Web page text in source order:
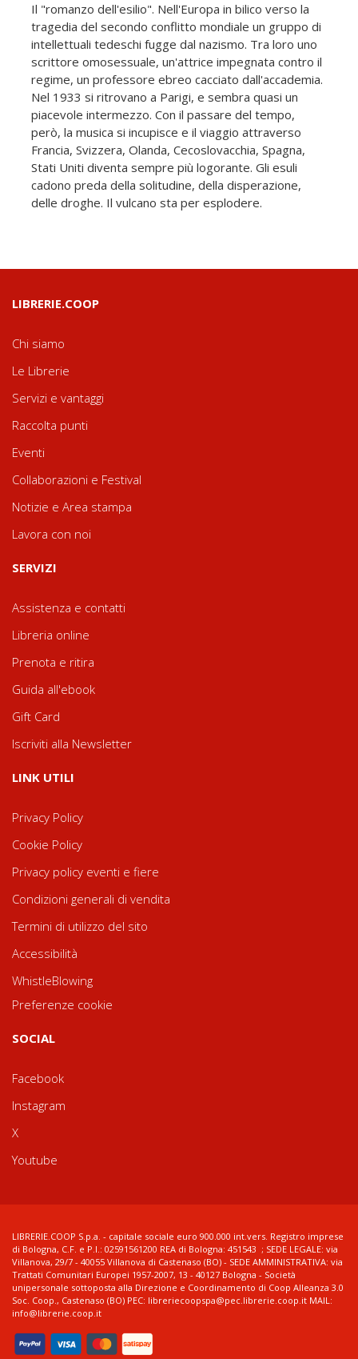
Il "romanzo dell'esilio". Nell'Europa in bilico verso la
tragedia del secondo conflitto mondiale un gruppo di
intellettuali tedeschi fugge dal nazismo. Tra loro uno
scrittore omosessuale, un'attrice impegnata contro il
regime, un professore ebreo cacciato dall'accademia.
Nel 1933 si ritrovano a Parigi, e sembra quasi un
piacevole intermezzo. Con il passare del tempo,
però, la musica si incupisce e il viaggio attraverso
Francia, Svizzera, Olanda, Cecoslovacchia, Spagna,
Stati Uniti diventa sempre più logorante. Gli esuli
cadono preda della solitudine, della disperazione,
delle droghe. Il vulcano sta per esplodere.
LIBRERIE.COOP
Chi siamo
Le Librerie
Servizi e vantaggi
Raccolta punti
Eventi
Collaborazioni e Festival
Notizie e Area stampa
Lavora con noi
SERVIZI
Assistenza e contatti
Libreria online
Prenota e ritira
Guida all'ebook
Gift Card
Iscriviti alla Newsletter
LINK UTILI
Privacy Policy
Cookie Policy
Privacy policy eventi e fiere
Condizioni generali di vendita
Termini di utilizzo del sito
Accessibilità
WhistleBlowing
Preferenze cookie
SOCIAL
Facebook
Instagram
X
Youtube
LIBRERIE.COOP S.p.a. - capitale sociale euro 900.000 int.vers. Registro imprese
di Bologna, C.F. e P.I.: 02591561200 REA di Bologna: 451543 ; SEDE LEGALE: via
Villanova, 29/7 - 40055 Villanova di Castenaso (BO) - SEDE AMMINISTRATIVA: via
Trattati Comunitari Europei 1957-2007, 13 - 40127 Bologna - Società
unipersonale sottoposta alla Direzione e Coordinamento di Coop Alleanza 3.0
Soc. Coop., Castenaso (BO) PEC: libreriecoopspa@pec.librerie.coop.it MAIL:
info@librerie.coop.it